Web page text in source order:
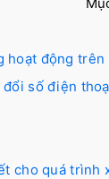
hoạt động trên
đổi số điện
cho quá trình